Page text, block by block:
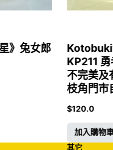
》兔女郎
KP211
不完美及
枝角門市
$120.0
加入購物
其它